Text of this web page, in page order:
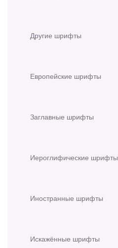
Другие шрифты
Европейские шрифты
Заглавные шрифты
Иероглифические шрифты
Иностранные шрифты
Искажённые шрифты